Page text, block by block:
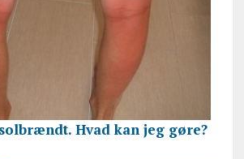
Hvad kan jeg gøre?